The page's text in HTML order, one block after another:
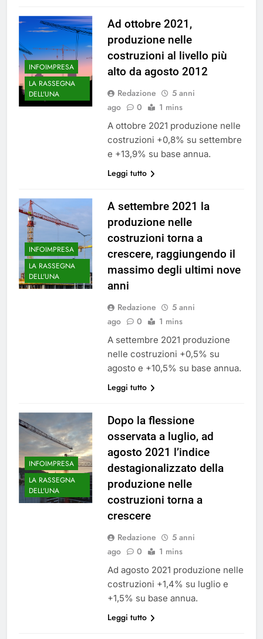
INFOIMPRESA
LA RASSEGNA
DELL'UNA
Ad ottobre 2021,
produzione nelle
costruzioni al livello più
alto da agosto 2012
Redazione
5 anni
ago
0 1 mins
A ottobre 2021 produzione nelle
costruzioni +0,8% su settembre
e +13,9% su base annua.
Leggi tutto
INFOIMPRESA
LA RASSEGNA
DELL'UNA
A settembre 2021 la
produzione nelle
costruzioni torna a
crescere, raggiungendo il
massimo degli ultimi nove
anni
Redazione
5 anni
ago
0 1 mins
A settembre 2021 produzione
nelle costruzioni +0,5% su
agosto e +10,5% su base annua.
Leggi tutto
INFOIMPRESA
LA RASSEGNA
DELL'UNA
Dopo la flessione
osservata a luglio, ad
agosto 2021 l’indice
destagionalizzato della
produzione nelle
costruzioni torna a
crescere
Redazione
5 anni
ago
0 1 mins
Ad agosto 2021 produzione nelle
costruzioni +1,4% su luglio e
+1,5% su base annua.
Leggi tutto